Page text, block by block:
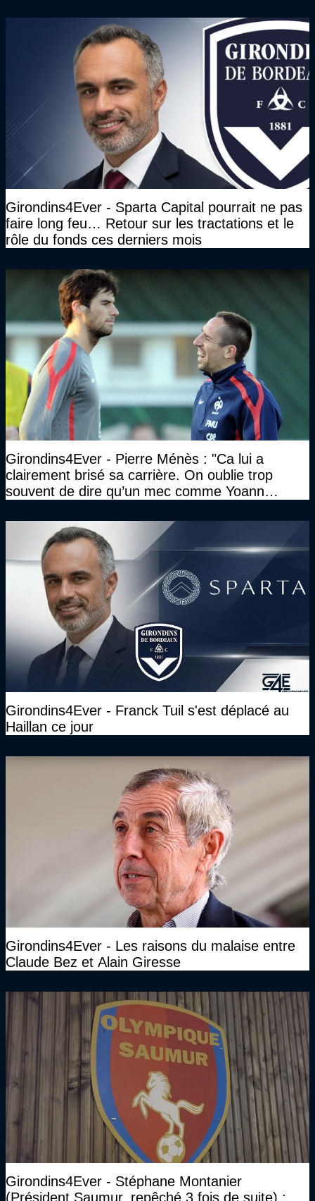
Girondins4Ever - Sparta Capital pourrait ne pas
faire long feu… Retour sur les tractations et le
rôle du fonds ces derniers mois
Girondins4Ever - Pierre Ménès : "Ca lui a
clairement brisé sa carrière. On oublie trop
souvent de dire qu’un mec comme Yoann
Girondins4Ever - Franck Tuil s'est déplacé au
Haillan ce jour
Girondins4Ever - Les raisons du malaise entre
Claude Bez et Alain Giresse
Girondins4Ever - Stéphane Montanier
(Président Saumur, repêché 3 fois de suite) :